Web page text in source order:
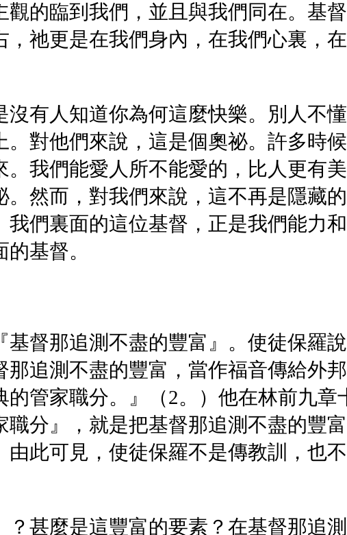
的臨到我們，並且與我們同在。基
祂更是在我們身內，在我們心裏，在
有人知道你為何這麼快樂。別人不
對他們來說，這是個奧祕。許多時
我們能愛人所不能愛的，比人更有
然而，對我們來說，這不再是隱藏
們裏面的這位基督，正是我們能力
基督。
督那追測不盡的豐富』。使徒保羅
追測不盡的豐富，當作福音傳給外
管家職分。』（2。）他在林前九章
分』，就是把基督那追測不盡的豐
此可見，使徒保羅不是傳教訓，也
甚麼是這豐富的要素？在基督那追